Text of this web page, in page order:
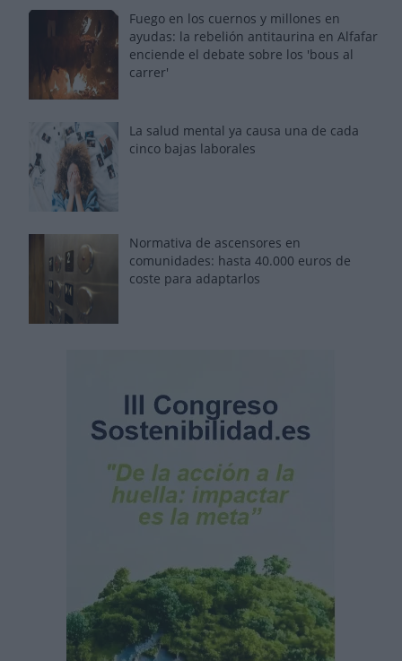
Fuego en los cuernos y millones en
ayudas: la rebelión antitaurina en Alfafar
enciende el debate sobre los 'bous al
carrer'
La salud mental ya causa una de cada
cinco bajas laborales
Normativa de ascensores en
comunidades: hasta 40.000 euros de
coste para adaptarlos